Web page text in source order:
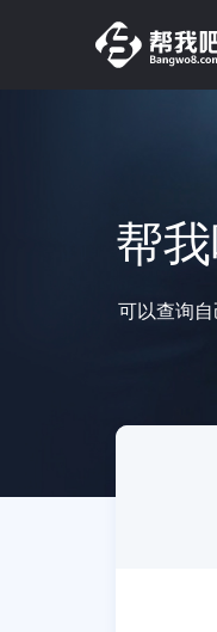
帮
可以查询